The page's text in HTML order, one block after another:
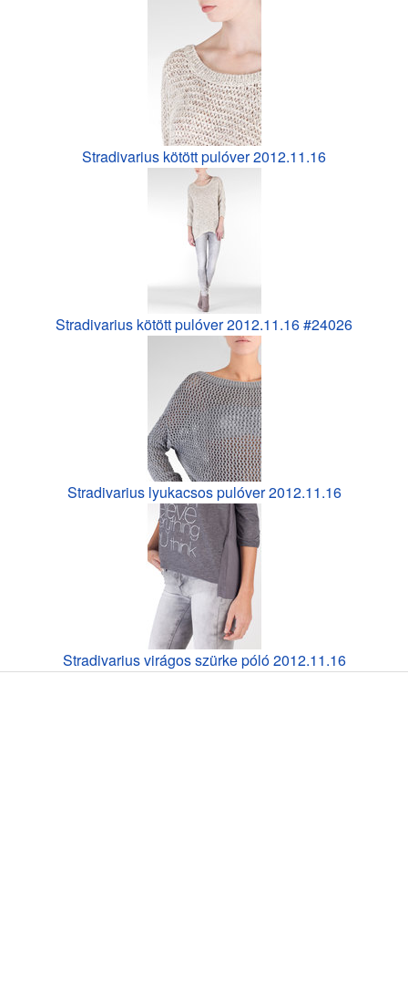
Stradivarius kötött pulóver 2012.11.16
Stradivarius kötött pulóver 2012.11.16 #24026
Stradivarius lyukacsos pulóver 2012.11.16
Stradivarius virágos szürke póló 2012.11.16